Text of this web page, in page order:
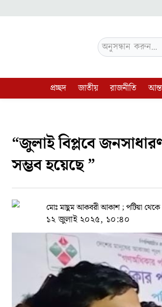
অনুসন্ধান করুন...
প্রচ্ছদ জাতীয় রাজনীতি
“জুলাই বিপ্লবে
সম্ভব হয়েছে ”
মোঃ মাছুম আকবরী আকাশ ; পটিয়া থেকে
১২ জুলাই ২০২৫, ১০:৪০